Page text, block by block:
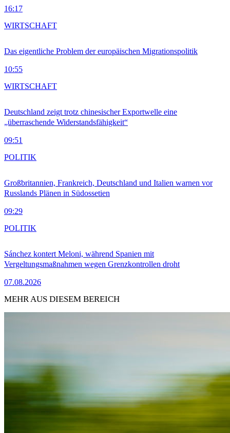
16:17
Das eigentliche Problem der europäischen Migrationspolitik
10:55
WIRTSCHAFT
Deutschland zeigt trotz chinesischer Exportwelle eine
„überraschende Widerstandsfähigkeit“
09:51
WIRTSCHAFT
Großbritannien, Frankreich, Deutschland und Italien warnen vor
Russlands Plänen in Südossetien
09:29
POLITIK
Sánchez kontert Meloni, während Spanien mit
Vergeltungsmaßnahmen wegen Grenzkontrollen droht
07.08.2026
POLITIK
MEHR AUS DIESEM BEREICH